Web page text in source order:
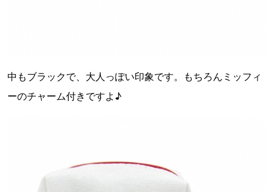
中もブラックで、大人っぽい印象です。もちろんミッフィ
ーのチャーム付きですよ♪